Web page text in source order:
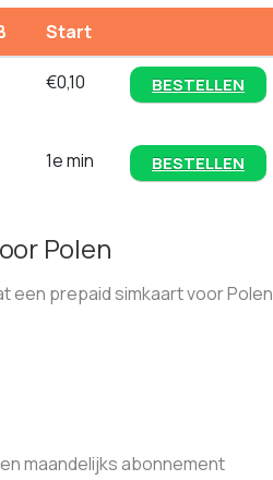
Start
€0,10 BESTELLEN
1e min BESTELLEN
Polen
een prepaid simkaart voor Polen
maandelijks abonnement